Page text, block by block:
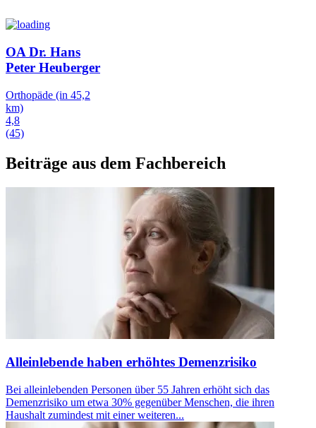
OA Dr. Hans
Peter Heuberger
Orthopäde (in 45,2
km)
4,8
(45)
Beiträge aus dem Fachbereich
Alleinlebende haben erhöhtes Demenzrisiko
Bei alleinlebenden Personen über 55 Jahren erhöht sich das
Demenzrisiko um etwa 30% gegenüber Menschen, die ihren
Haushalt zumindest mit einer weiteren...